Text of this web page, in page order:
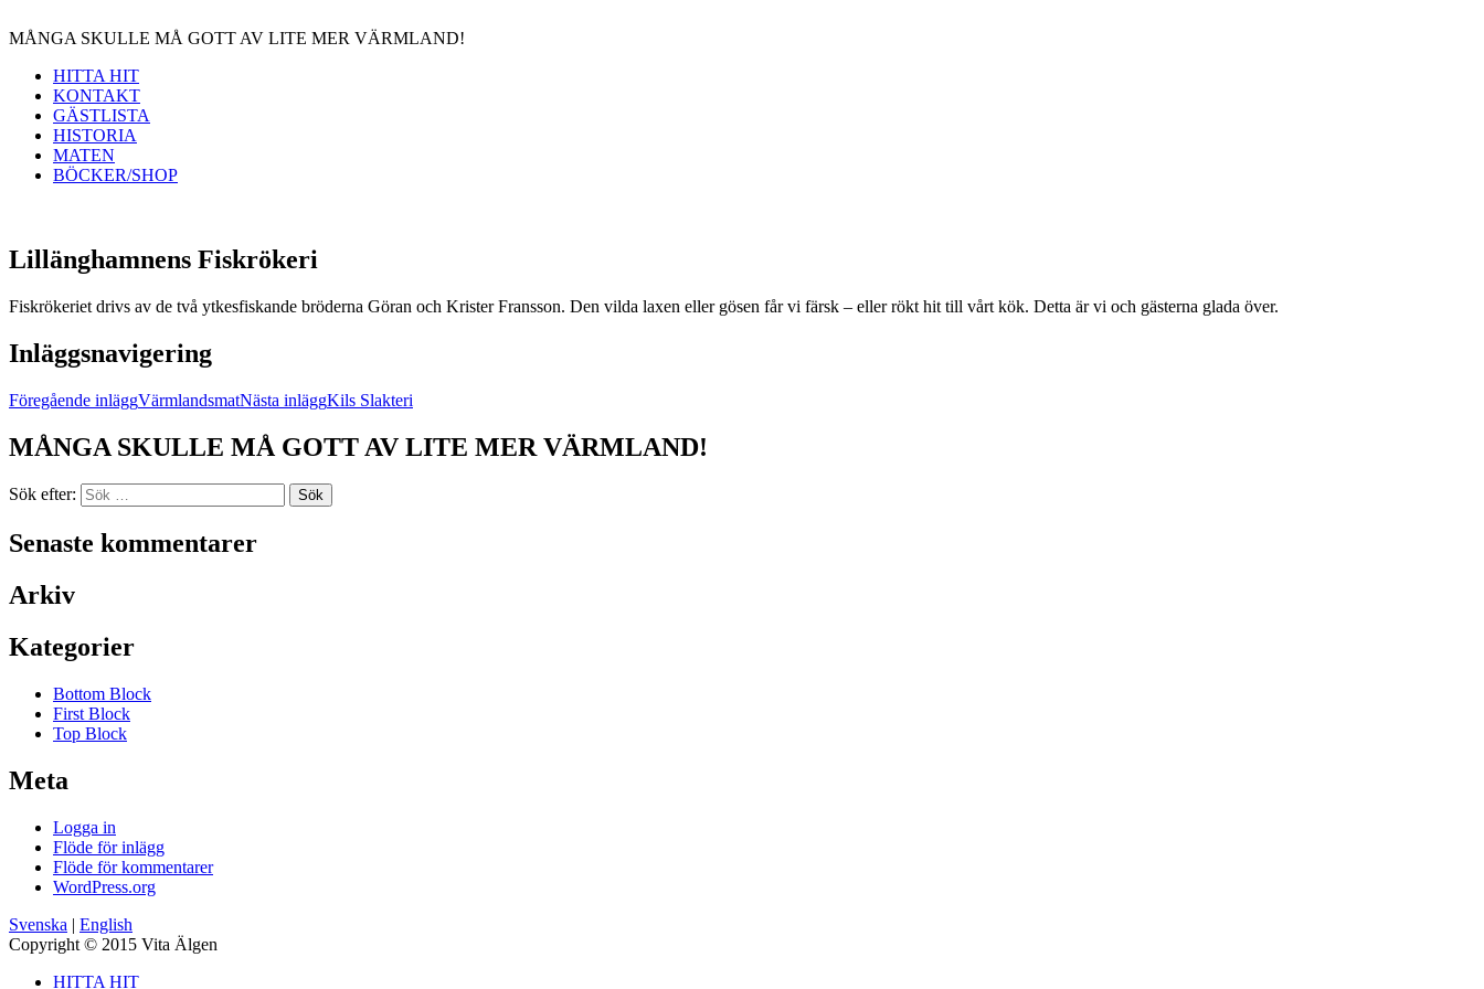
MÅNGA SKULLE MÅ GOTT AV LITE MER VÄRMLAND!
HITTA HIT
KONTAKT
GÄSTLISTA
HISTORIA
MATEN
BÖCKER/SHOP
Lillänghamnens Fiskrökeri
Fiskrökeriet drivs av de två ytkesfiskande bröderna Göran och Krister Fransson. Den vilda laxen eller gösen får vi färsk – eller rökt hit till vårt kök. Detta är vi och gästerna glada över.
Inläggsnavigering
Föregående inläggVärmlandsmatNästa inläggKils Slakteri
MÅNGA SKULLE MÅ GOTT AV LITE MER VÄRMLAND!
Sök efter:
Senaste kommentarer
Arkiv
Kategorier
Bottom Block
First Block
Top Block
Meta
Logga in
Flöde för inlägg
Flöde för kommentarer
WordPress.org
Svenska | English
Copyright © 2015 Vita Älgen
HITTA HIT